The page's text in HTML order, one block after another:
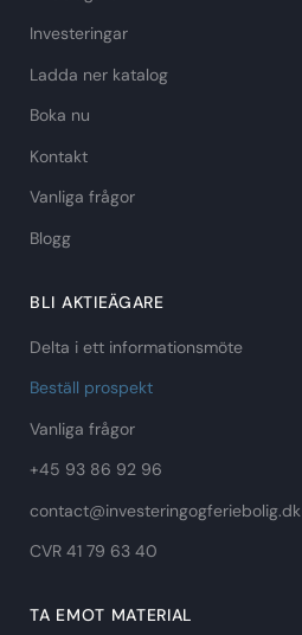
Investeringar
Ladda ner katalog
Boka nu
Kontakt
Vanliga frågor
Blogg
BLI AKTIEÄGARE
Delta i ett informationsmöte
Beställ prospekt
Vanliga frågor
+45 93 86 92 96
contact@investeringogferiebolig.dk
CVR 41 79 63 40​
TA EMOT MATERIAL